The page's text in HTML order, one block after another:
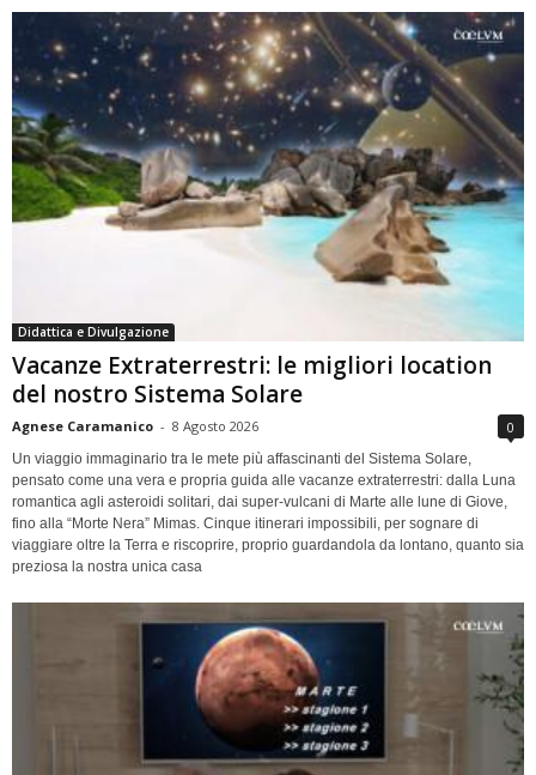
Didattica e Divulgazione
Vacanze Extraterrestri: le migliori location
del nostro Sistema Solare
Agnese Caramanico - 8 Agosto 2026 0
Un viaggio immaginario tra le mete più affascinanti del Sistema Solare,
pensato come una vera e propria guida alle vacanze extraterrestri: dalla Luna
romantica agli asteroidi solitari, dai super-vulcani di Marte alle lune di Giove,
fino alla “Morte Nera” Mimas. Cinque itinerari impossibili, per sognare di
viaggiare oltre la Terra e riscoprire, proprio guardandola da lontano, quanto sia
preziosa la nostra unica casa